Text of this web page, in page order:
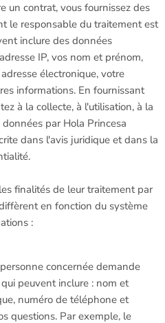
un contrat, vous fournissez des
le responsable du traitement est
inclure des données
IP, vos nom et prénom,
électronique, votre
informations. En fournissant
à la collecte, à l'utilisation, à la
par Hola Princesa
dans l'avis juridique et dans la
finalités de leur traitement par
en fonction du système
:
concernée demande
peuvent inclure : nom et
numéro de téléphone et
questions. Par exemple, le